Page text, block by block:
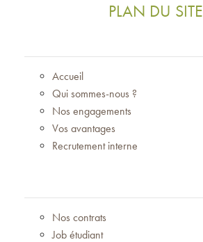
PLAN DU SITE
Accueil
Qui sommes-nous ?
Nos engagements
Vos avantages
Recrutement interne
Nos contrats
Job étudiant